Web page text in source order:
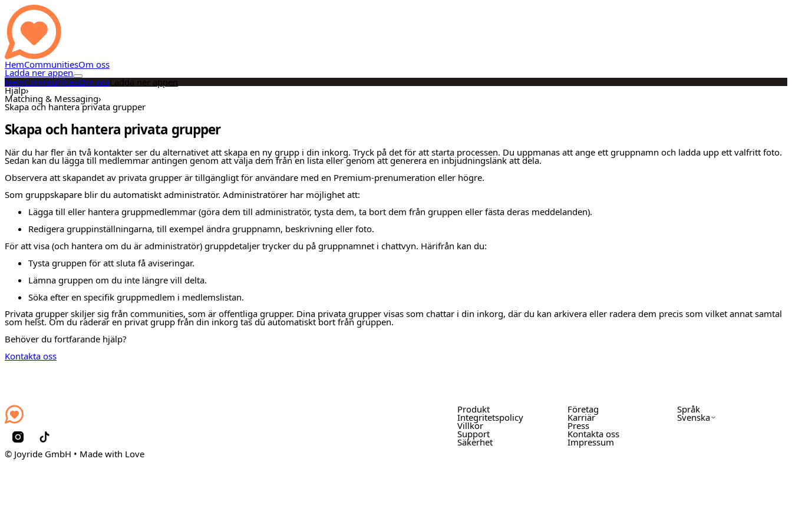
HemCommunitiesOm oss
Ladda ner appen
HemCommunitiesOm ossLadda ner appen
Hjälp›
Matching & Messaging›
Skapa och hantera privata grupper
Skapa och hantera privata grupper
När du har fler än två kontakter ser du alternativet att skapa en ny grupp i din inkorg. Tryck på det för att starta processen. Du uppmanas att ange ett gruppnamn och ladda upp ett valfritt foto.
Sedan kan du lägga till medlemmar antingen genom att välja dem från en lista eller genom att generera en inbjudningslänk att dela.
Observera att skapandet av privata grupper är tillgängligt för användare med en Premium-prenumeration eller högre.
Som gruppskapare blir du automatiskt administratör. Administratörer har möjlighet att:
Lägga till eller hantera gruppmedlemmar (göra dem till administratör, tysta dem, ta bort dem från gruppen eller fästa deras meddelanden).
Redigera gruppinställningarna, till exempel ändra gruppnamn, beskrivning eller foto.
För att visa (och hantera om du är administratör) gruppdetaljer trycker du på gruppnamnet i chattvyn. Härifrån kan du:
Tysta gruppen för att sluta få aviseringar.
Lämna gruppen om du inte längre vill delta.
Söka efter en specifik gruppmedlem i medlemslistan.
Privata grupper skiljer sig från communities, som är offentliga grupper. Dina privata grupper visas som chattar i din inkorg, där du kan arkivera eller radera dem precis som vilket annat samtal
som helst. Om du raderar en privat grupp från din inkorg tas du automatiskt bort från gruppen.
Behöver du fortfarande hjälp?
Kontakta oss
© Joyride GmbH • Made with Love
Produkt
Integritetspolicy
Villkor
Support
Säkerhet
Företag
Karriär
Press
Kontakta oss
Impressum
Språk
Svenska